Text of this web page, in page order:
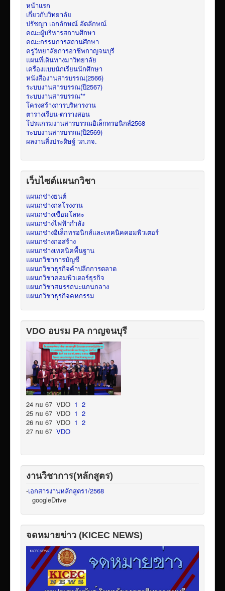
หน้าแรก
เกี่ยวกับวิทยาลัย
ปรัชญา เอกลักษณ์ อัตลักษณ์
คณะผู้บริหารสถานศึกษา
คณะกรรมการสถานศึกษา
ครูวิทยาลัยการอาชีพกาญจนบุรี
แผนที่เดินทางมาวิทยาลัย
เครื่องแบบนักเรียนนักศึกษา
หนังสืองานสารบรรณ(2566)
ระบบงานสารบรรณ(ปี2567)
ระบบงานสารบรรณ**
โครงสร้างการบริหารงาน
ตารางเรียน-ตารางสอน
โปรแกรมงานสารบรรณอิเล็กทรอนิกส์2568
ระบบงานสารบรรณ(ปี2569)
ผลงานสิ่งประดิษฐ์ วก.กจ.
เว็บไซต์แผนกวิชา
แผนกช่างยนต์
แผนกช่างกลโรงงาน
แผนกช่างเชื่อมโลหะ
แผนกช่างไฟฟ้ากำลัง
แผนกช่างอิเล็กทรอนิกส์และเทคนิคคอมพิวเตอร์
แผนกช่างก่อสร้าง
แผนกช่างเทคนิคพื้นฐาน
แผนกวิชาการบัญชี
แผนกวิชาธุรกิจค้าปลีกการตลาด
แผนกวิชาคอมพิวเตอร์ธุรกิจ
แผนกวิชาสมรรถนะแกนกลาง
แผนกวิชาธุรกิจคหกรรม
VDO อบรม PA กาญจนบุรี
24 กย 67 VDO 1 2
25 กย 67 VDO 1 2
26 กย 67 VDO 1 2
27 กย 67 VDO
งานวิชาการ(หลักสูตร)
-เอกสารงานหลักสูตร1/2568
googleDrive
จดหมายข่าว (KICEC NEWS)